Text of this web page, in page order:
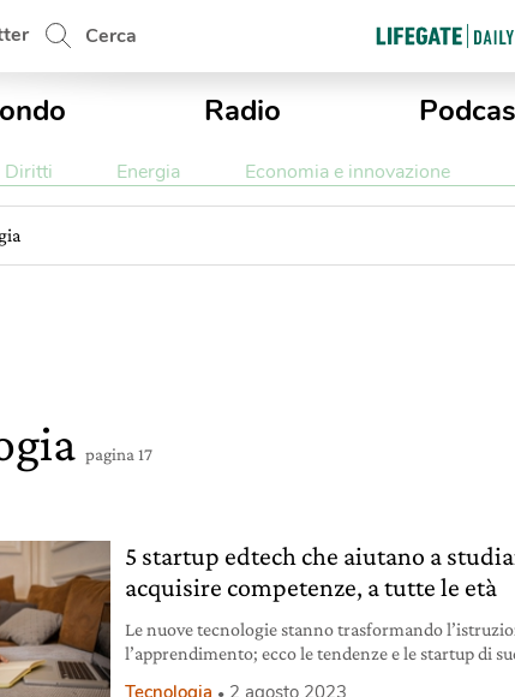
Cerca
Radio
Diritti Energia Economia e innovazione
pagina 17
5 startup edtech che aiutano a
acquisire competenze, a tutte le età
Le nuove tecnologie stanno trasformando
l’apprendimento; ecco le tendenze e le startup di
Tecnologia 2 agosto 2023